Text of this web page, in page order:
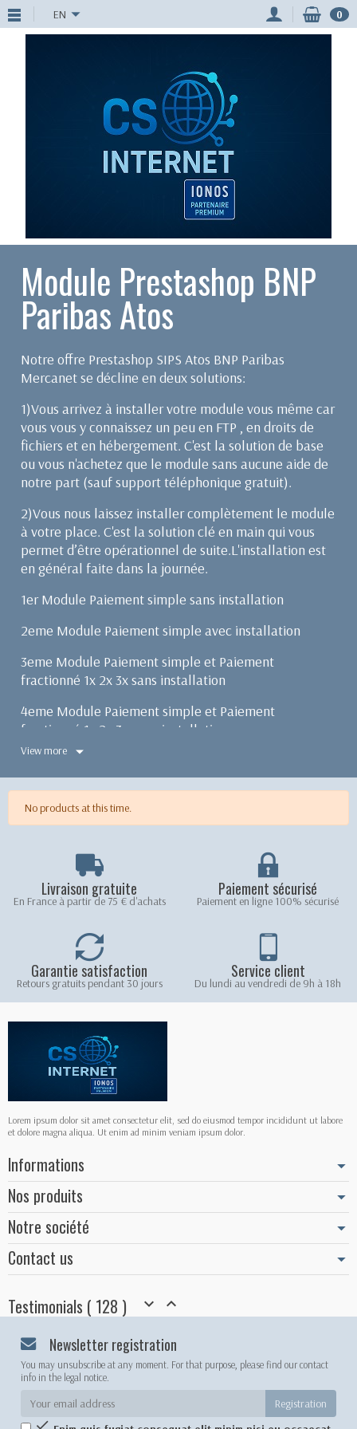
EN 0
Module Prestashop BNP
Paribas Atos
Notre offre Prestashop SIPS Atos BNP Paribas
Mercanet se décline en deux solutions:
1)Vous arrivez à installer votre module vous même car
vous vous y connaissez un peu en FTP , en droits de
fichiers et en hébergement. C'est la solution de base
ou vous n'achetez que le module sans aucune aide de
notre part (sauf support téléphonique gratuit).
2)Vous nous laissez installer complètement le module
à votre place. C'est la solution clé en main qui vous
permet d’être opérationnel de suite.L'installation est
en général faite dans la journée.
1er Module Paiement simple sans installation
2eme Module Paiement simple avec installation
3eme Module Paiement simple et Paiement
fractionné 1x 2x 3x sans installation
4eme Module Paiement simple et Paiement
fractionné 1x 2x 3x avec installation
Compatibilité Versions Prestashop : 1.3 , 1.4 , 1.5 et 1.6
View more
No products at this time.
Livraison gratuite
En France à partir de 75 € d'achats
Paiement sécurisé
Paiement en ligne 100% sécurisé
Garantie satisfaction
Retours gratuits pendant 30 jours
Service client
Du lundi au vendredi de 9h à 18h
Lorem ipsum dolor sit amet consectetur elit, sed do eiusmod tempor incididunt ut labore
et dolore magna aliqua. Ut enim ad minim veniam ipsum dolor.
Informations
Nos produits
Notre société
Contact us
Testimonials ( 128 )  
Newsletter registration
You may unsubscribe at any moment. For that purpose, please find our contact
info in the legal notice.
